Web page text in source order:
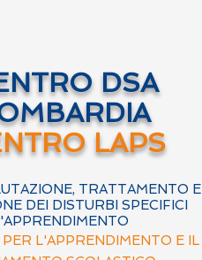
DSA
LAPS
TRATTAMENTO E
DEI DISTURBI SPECIFICI
L'APPRENDIMENTO E IL